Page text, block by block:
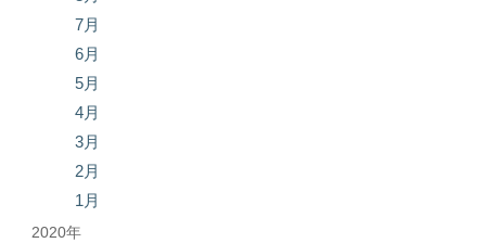
7月
6月
5月
4月
3月
2月
1月
2020年